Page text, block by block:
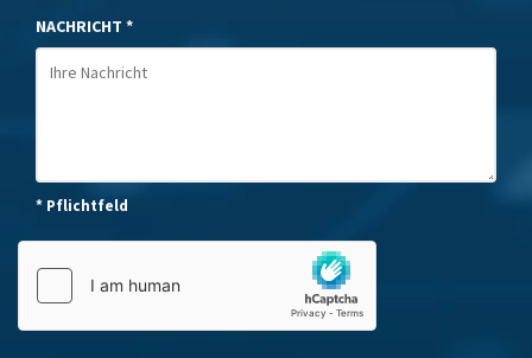
NACHRICHT *
* Pflichtfeld